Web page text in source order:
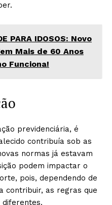
PARA IDOSOS: Novo
Mais de 60 Anos
Funciona!
previdenciária, é
contribuía sob as
normas já estavam
podem impactar o
pois, dependendo de
contribuir, as regras que